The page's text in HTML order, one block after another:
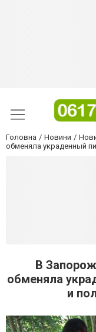
Головна Новини
обменяла украденный
В
обменяла
и